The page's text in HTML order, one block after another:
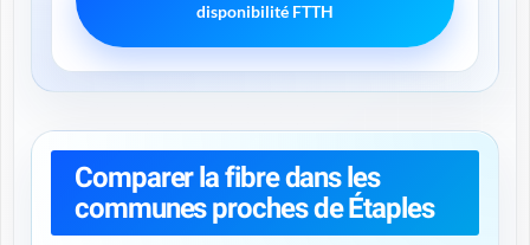
disponibilité FTTH
Comparer la fibre dans les
communes proches de Étaples